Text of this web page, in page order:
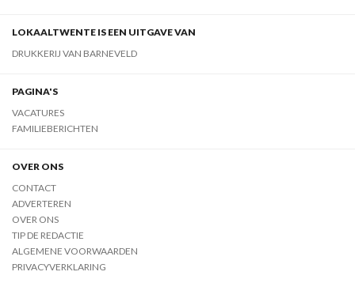
LOKAALTWENTE IS EEN UITGAVE VAN
DRUKKERIJ VAN BARNEVELD
PAGINA'S
VACATURES
FAMILIEBERICHTEN
OVER ONS
CONTACT
ADVERTEREN
OVER ONS
TIP DE REDACTIE
ALGEMENE VOORWAARDEN
PRIVACYVERKLARING